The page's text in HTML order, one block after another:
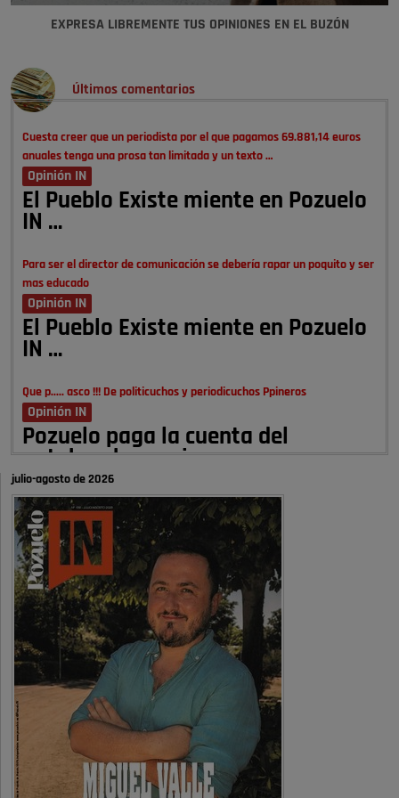
EXPRESA LIBREMENTE TUS OPINIONES EN EL BUZÓN
Últimos comentarios
Cuesta creer que un periodista por el que pagamos 69.881,14 euros
anuales tenga una prosa tan limitada y un texto …
Opinión IN
El Pueblo Existe miente en Pozuelo
IN …
Para ser el director de comunicación se debería rapar un poquito y ser
mas educado
Opinión IN
El Pueblo Existe miente en Pozuelo
IN …
Que p..... asco !!! De politicuchos y periodicuchos Ppineros
Opinión IN
Pozuelo paga la cuenta del
autobombo: casi …
Señora Alcaldesa Ud no ha vivido nunca en Pozuelo , pero yo si desde
hace más de 60 años , …
Pozuelo de Alarcón
Quejas por el deterioro de la
limpieza …
A ver si es posible que haya vivienda para familias con hijos y no
solamente jóvenes que no es tan …
Pozuelo de Alarcón
Pozuelo desbloquea
definitivamente Huerta Grande: las
obras …
Donde pueden inscribirse las personas empadronados en Pozuelo para
julio-agosto de 2026